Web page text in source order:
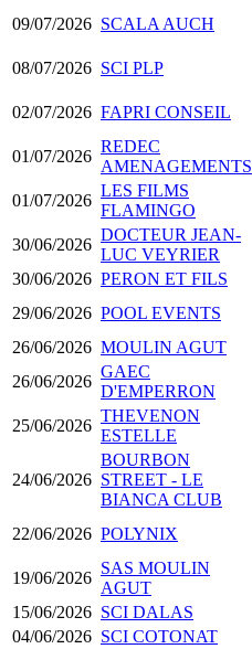
09/07/2026 SCALA AUCH
08/07/2026 SCI PLP
02/07/2026 FAPRI CONSEIL
01/07/2026
REDEC
AMENAGEMENTS
01/07/2026
LES FILMS
FLAMINGO
30/06/2026
DOCTEUR JEAN-
LUC VEYRIER
30/06/2026 PERON ET FILS
29/06/2026 POOL EVENTS
26/06/2026 MOULIN AGUT
26/06/2026
GAEC
D'EMPERRON
25/06/2026
THEVENON
ESTELLE
24/06/2026
BOURBON
STREET - LE
BIANCA CLUB
22/06/2026 POLYNIX
19/06/2026
SAS MOULIN
AGUT
15/06/2026 SCI DALAS
04/06/2026 SCI COTONAT